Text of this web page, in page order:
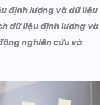
định lượng và dữ liệu
dữ liệu định lượng và
nghiên cứu và